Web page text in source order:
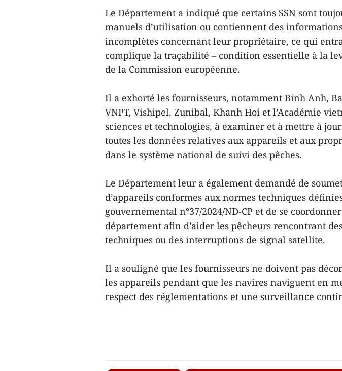
Le Département a indiqué que certains SSN sont
manuels d’utilisation ou contiennent des
incomplètes concernant leur propriétaire, ce qui
complique la traçabilité – condition essentielle à la
de la Commission européenne.
Il a exhorté les fournisseurs, notamment Binh Anh,
VNPT, Vishipel, Zunibal, Khanh Hoi et l’Académie
sciences et technologies, à examiner et à mettre à
toutes les données relatives aux appareils et aux
dans le système national de suivi des pêches.
Le Département leur a également demandé de
d’appareils conformes aux normes techniques
gouvernemental n°37/2024/ND-CP et de se
département afin d’aider les pêcheurs rencontrant
techniques ou des interruptions de signal satellite.
Il a souligné que les fournisseurs ne doivent pas
les appareils pendant que les navires naviguent en
respect des réglementations et une surveillance